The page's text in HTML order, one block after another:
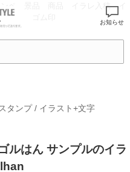
ンペ 景品 商品 イラレ入稿 イ
ダー ゴム印
お知らせ
タンプ/ イラスト+文字
ルはん サンプルのイラ